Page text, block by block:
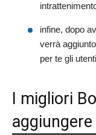
infine, dopo
verrà
per te gli
I migliori